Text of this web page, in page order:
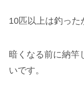
10匹以上は釣った
暗くなる前に納竿
いです。